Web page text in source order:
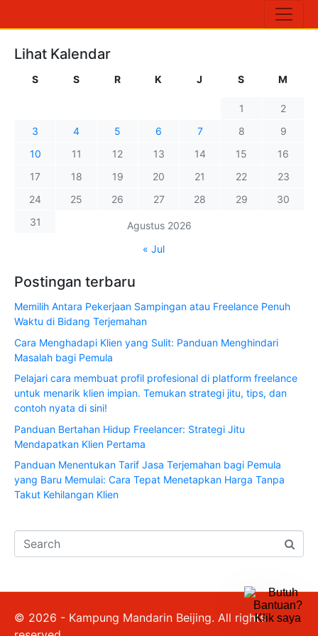
Lihat Kalendar
Agustus 2026
S S R K J S M
1
2
3
4 5 6 7 8
9
10
11 12 13 14 15
16
17
18 19 20 21 22
23
24
25 26 27 28 29
30
31
« Jul
Postingan terbaru
Memilih Antara Pekerjaan Sampingan atau Freelance Penuh
Waktu di Bidang Terjemahan
Cara Menghadapi Klien yang Sulit: Panduan Menghindari
Masalah bagi Pemula
Pelajari cara membuat profil profesional di platform freelance
untuk menarik klien impian. Temukan strategi jitu, tips, dan
contoh nyata di sini!
Panduan Bertahan Hidup Freelancer: Strategi Jitu
Mendapatkan Klien Pertama
Panduan Menentukan Tarif Jasa Terjemahan bagi Pemula
yang Baru Memulai: Cara Tepat Menetapkan Harga Tanpa
Takut Kehilangan Klien
© 2026 - Kampung Mandarin Beijing. All rights